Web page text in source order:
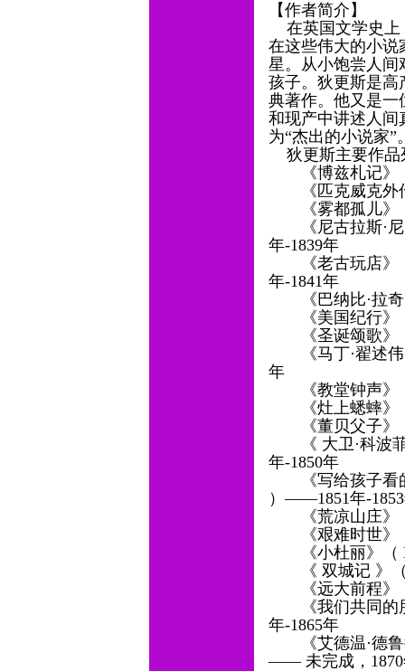
【作者简介】
在英国文学史上
在这些伟大的小说
星。从小饱尝人间
孩子。狄更斯是高
典著作。他又是一
和现产中讲述人间
为“杰出的小说家”
狄更斯主要作
《博兹札记》
《匹克威克外
《雾都孤儿》
《尼古拉斯·尼
年-1839年
《老古玩店》（
年-1841年
《巴纳比·拉奇
《美国纪行》
《圣诞颂歌》
《马丁·翟述伟
年
《教堂钟声》
《灶上蟋蟀》
《董贝父子》
《 大卫·科波菲
年-1850年
《写给孩子看的
）——1851年-
《荒凉山庄》
《艰难时世》
《小杜丽》（
《 双城记 》（
《远大前程》（
《我们共同的
年-1865年
《艾德温·德鲁
—— 未完成，